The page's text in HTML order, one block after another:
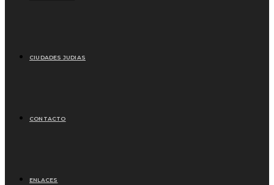
CIUDADES JUDIAS
CONTACTO
ENLACES